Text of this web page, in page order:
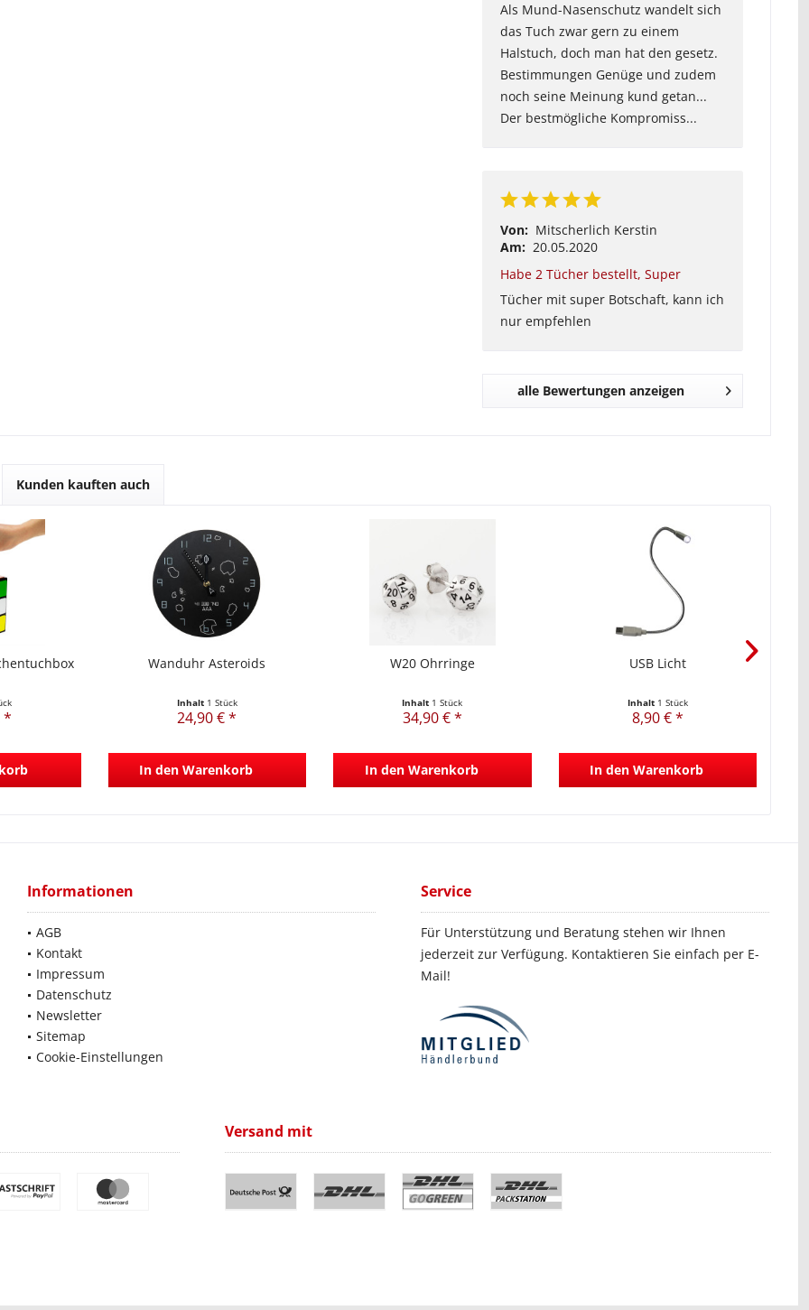
Als Mund-Nasenschutz wandelt sich
das Tuch zwar gern zu einem
Halstuch, doch man hat den gesetz.
Bestimmungen Genüge und zudem
noch seine Meinung kund getan...
Der bestmögliche Kompromiss...
Von: Mitscherlich Kerstin
Am: 20.05.2020
Habe 2 Tücher bestellt, Super
Tücher mit super Botschaft, kann ich
nur empfehlen
alle Bewertungen anzeigen
Kunden kauften auch
*
Wanduhr Asteroids
Inhalt 1 Stück
24,90 € *
In den Warenkorb
W20 Ohrringe
Inhalt 1 Stück
34,90 € *
In den Warenkorb
USB Licht
Inhalt 1 Stück
8,90 € *
In den Warenkorb
Informationen
AGB
Kontakt
Impressum
Datenschutz
Newsletter
Sitemap
Cookie-Einstellungen
Service
Für Unterstützung und Beratung stehen wir Ihnen
jederzeit zur Verfügung. Kontaktieren Sie einfach per E-
Mail!
Versand mit